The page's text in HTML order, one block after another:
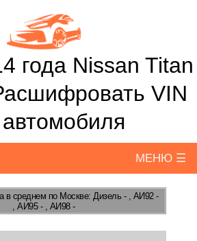
года Nissan Titan
VIN
автомобиля
МЕНЮ ☰
в среднем по Москве: Дизель - , АИ92 -
, АИ95 - , АИ98 -